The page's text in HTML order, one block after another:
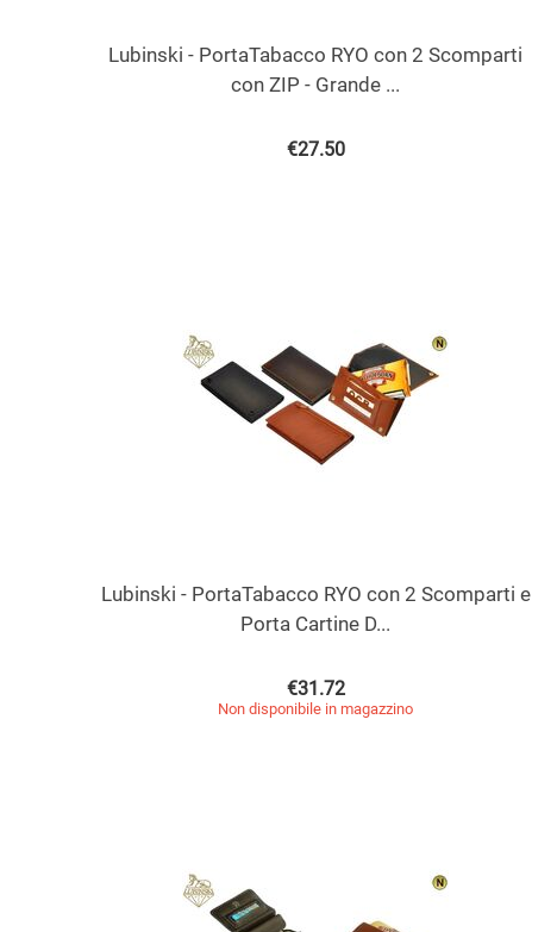
Lubinski - PortaTabacco RYO con 2 Scomparti
con ZIP - Grande ...
€27.50
Lubinski - PortaTabacco RYO con 2 Scomparti e
Porta Cartine D...
€31.72
Non disponibile in magazzino